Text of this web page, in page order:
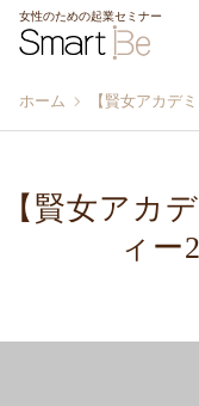
女性のための起業セミナー
ホーム 【賢女アカデ
【賢女アカ
ィー